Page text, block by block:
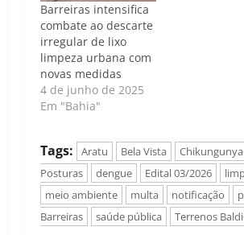
Barreiras intensifica
combate ao descarte
irregular de lixo
limpeza urbana com
novas medidas
4 de junho de 2025
Em "Bahia"
Tags: Aratu Bela Vista Chikungunya
Posturas
dengue Edital 03/2026
meio ambiente
multa notificação
Barreiras
saúde pública Terrenos